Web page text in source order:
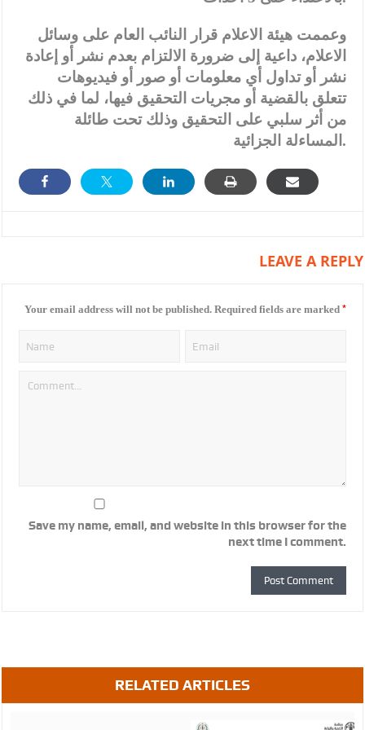
وعممت هيئة الاعلام قرار النائب العام على وسائل
الاعلام، داعية إلى ضرورة الالتزام بعدم نشر أو إعادة
نشر أو تداول أي معلومات أو صور أو فيديوهات
تتعلق بالقضية أو مجريات التحقيق فيها، لما في ذلك
من أثر سلبي على التحقيق وذلك تحت طائلة
المساءلة الجزائية.
LEAVE A REPLY
Your email address will not be published. Required fields are marked *
Save my name, email, and website in this browser for the
next time I comment.
RELATED ARTICLES